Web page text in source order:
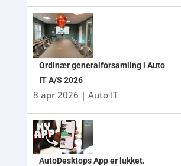
Ordinær generalforsamling i Auto
IT A/S 2026
8 apr 2026 | Auto IT
AutoDesktops App er lukket.